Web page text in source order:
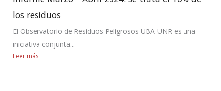
los residuos
El Observatorio de Residuos Peligrosos UBA-UNR es una
iniciativa conjunta...
Leer más